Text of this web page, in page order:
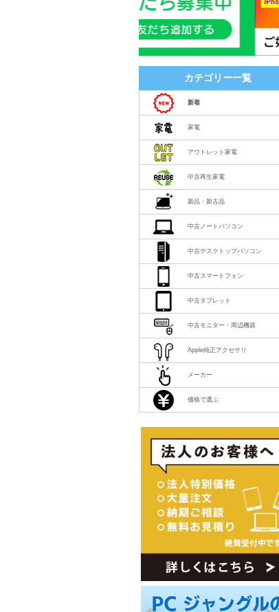
カテゴリー一覧
新着
家電
アウトレット家電
中古再生家電
新品・新古品
中古ノートパソコン
中古デスクトップパソコン
中古スマートフォン
中古タブレット
中古モニター・周辺機器
Apple純正アクセサリ
メーカー
価格で選ぶ